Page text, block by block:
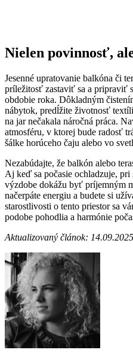
Nielen povinnosť,
Jesenné upratovanie balkóna či
príležitosť zastaviť sa a pripraviť
obdobie roka. Dôkladným
nábytok, predĺžite životnosť
na jar nečakala náročná práca.
atmosféru, v ktorej bude radosť
šálke horúceho čaju alebo vo
Nezabúdajte, že balkón alebo
Aj keď sa počasie ochladzuje, pri
výzdobe dokážu byť príjemným
načerpáte energiu a budete si
starostlivosti o tento priestor sa
podobe pohodlia a harmónie
Aktualizovaný článok: 14.09.2025